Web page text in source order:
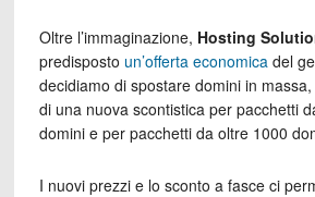
Oltre l’immaginazione, Hosting
predisposto un’offerta economicadel
decidiamo di spostare domini in
di una nuova scontistica per pacchetti
domini e per pacchetti da oltre 1000
I nuovi prezzi e lo sconto a fasce ci